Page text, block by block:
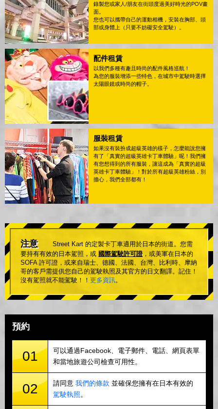
錄製您或家人/朋友在街頭度過美好時光的POV畫
面。
您也可以攜帶自己的運動相機，安裝在胸部、頭
部或身體上（只要不妨礙安全駕駛）。
配件租賃
以我們多種有趣且時尚的配件風格巡航！
為您的服裝增添一些特色，在城市中駕駛時選擇
太陽眼鏡或時尚的帽子。
服裝租賃
如果沒有裝扮成超級英雄的樣子，怎麼能說您擁
有了「真實的超級英雄卡丁車體驗」呢！我們擁
有您想得到的所有服裝，讓這成為「真實的超級
英雄卡丁車體驗」！對於所有超級英雄粉絲，別
擔心，我們全部都有！
注意
Street Kart 的定製卡丁車適用於日本的街道。您需
要持有有效的日本駕照，或 國際駕駛許可證 ，或美軍在日本的
SOFA 許可證，或來自瑞士、德國、法國、台灣、比利時、摩納
哥的客戶需提供您自己的駕駛執照及其官方的日文翻譯。記住！
沒有駕照就不能駕駛！！ 更多資訊。
預約
01
可以通過Facebook、電子郵件、電話、網頁表單
和當地旅遊公司檢查可用性。
02 請同意 我們的條款 並確保您擁有在日本有效的
駕駛執照。